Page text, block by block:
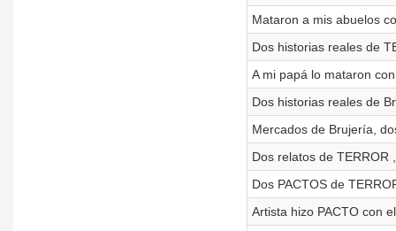
Mataron a mis abuelos
Dos historias reales de
A mi papá lo mataron
Dos historias reales de
Mercados de Brujería,
Dos relatos de TERROR
Dos PACTOS de
Artista hizo PACTO con